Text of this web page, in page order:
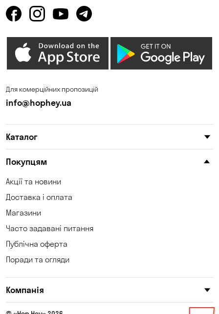
Для комерційних пропозицій
info@hophey.ua
Каталог
Покупцям
Акції та новини
Доставка і оплата
Магазини
Часто задавані питання
Публічна оферта
Поради та огляди
Компанія